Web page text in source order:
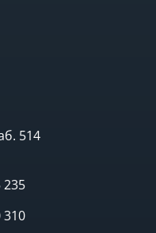
514
235
310